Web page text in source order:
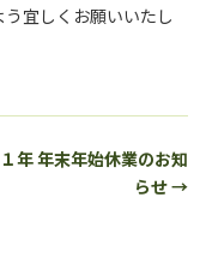
宜しくお願いいたし
年 年末年始休業のお知
らせ →